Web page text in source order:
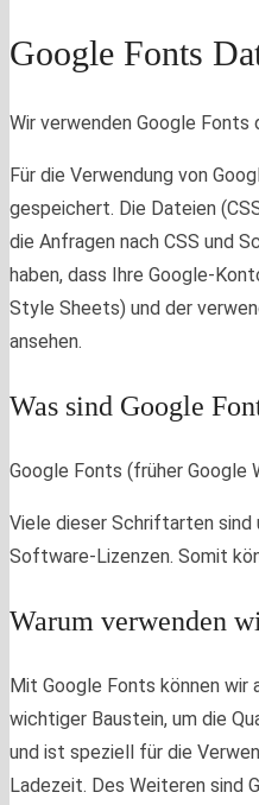
Google Fonts
Wir verwenden Google Fonts
Für die Verwendung von
gespeichert. Die Dateien
die Anfragen nach CSS und
haben, dass Ihre Google-
Style Sheets) und der
ansehen.
Was sind Google
Google Fonts (früher
Viele dieser Schriftarten
Software-Lizenzen. Somit
Warum verwenden
Mit Google Fonts können wir
wichtiger Baustein, um die
und ist speziell für die
Ladezeit. Des Weiteren sind